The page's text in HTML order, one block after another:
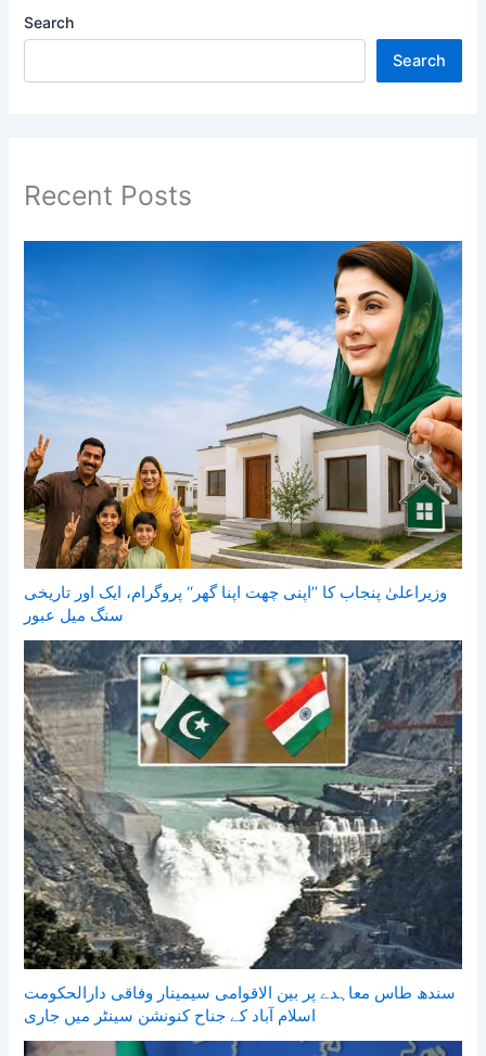
Search
Search
Recent Posts
وزیراعلیٰ پنجاب کا ’’اپنی چھت اپنا گھر‘‘ پروگرام، ایک اور تاریخی
سنگ میل عبور
سندھ طاس معاہدے پر بین الاقوامی سیمینار وفاقی دارالحکومت
اسلام آباد کے جناح کنونشن سینٹر میں جاری